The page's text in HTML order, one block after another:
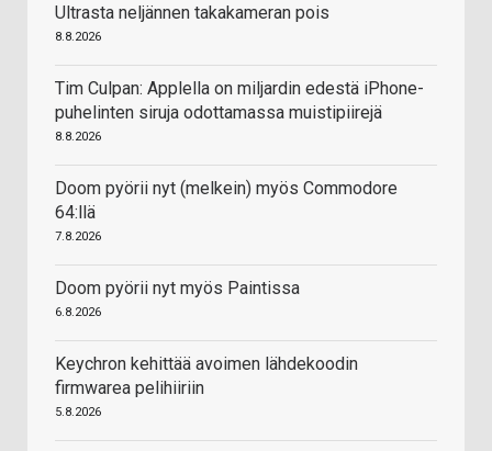
Ultrasta neljännen takakameran pois
8.8.2026
Tim Culpan: Applella on miljardin edestä iPhone-
puhelinten siruja odottamassa muistipiirejä
8.8.2026
Doom pyörii nyt (melkein) myös Commodore
64:llä
7.8.2026
Doom pyörii nyt myös Paintissa
6.8.2026
Keychron kehittää avoimen lähdekoodin
firmwarea pelihiiriin
5.8.2026